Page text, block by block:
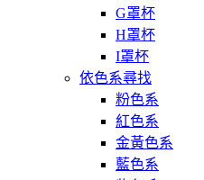
G罩杯
H罩杯
I罩杯
依色系尋找
粉色系
紅色系
金黃色系
藍色系